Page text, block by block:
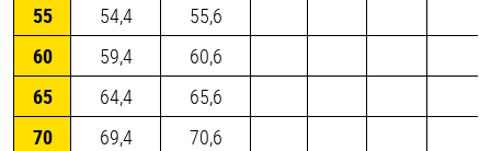
55
54,4
55,6
60
59,4
60,6
65
64,4
65,6
70
69,4
70,6